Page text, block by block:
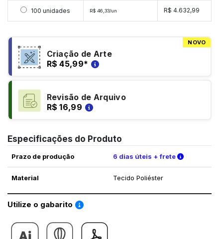
Selecionar 100 unidades
100 unidades R$ 46,33/un R$ 4.632,99
NOVO
Criação de Arte
R$ 45,99*
Revisão de Arquivo
R$ 16,99
Especificações do Produto
Prazo de produção 6 dias úteis + frete Verifique
Material Tecido Poliéster
Utilize o gabarito Saiba como utilizar os nossos gabaritos